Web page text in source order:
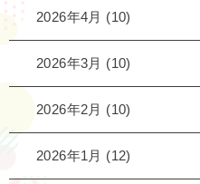
2026年4月 (10)
2026年3月 (10)
2026年2月 (10)
2026年1月 (12)